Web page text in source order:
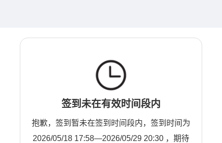
签到未在有效时间段内
抱歉，签到暂未在签到时间段内，签到时间为
2026/05/18 17:58—2026/05/29 20:30 ，期待